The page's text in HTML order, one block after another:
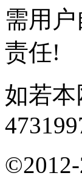
需用
责任!
如若